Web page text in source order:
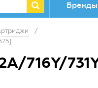
Бренды
/
716Y/